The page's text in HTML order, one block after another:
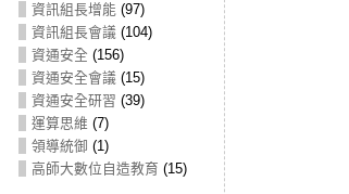
資訊組長增能(97)
資訊組長會議 (104)
資通安全 (156)
資通安全會議 (15)
資通安全研習 (39)
運算思維 (7)
領導統御 (1)
高師大數位自造教育 (15)